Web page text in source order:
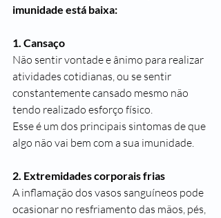
imunidade está baixa:
1. Cansaço
Não sentir vontade e ânimo para realizar
atividades cotidianas, ou se sentir
constantemente cansado mesmo não
tendo realizado esforço físico.
Esse é um dos principais sintomas de que
algo não vai bem com a sua imunidade.
2. Extremidades corporais frias
A inflamação dos vasos sanguíneos pode
ocasionar no resfriamento das mãos, pés,